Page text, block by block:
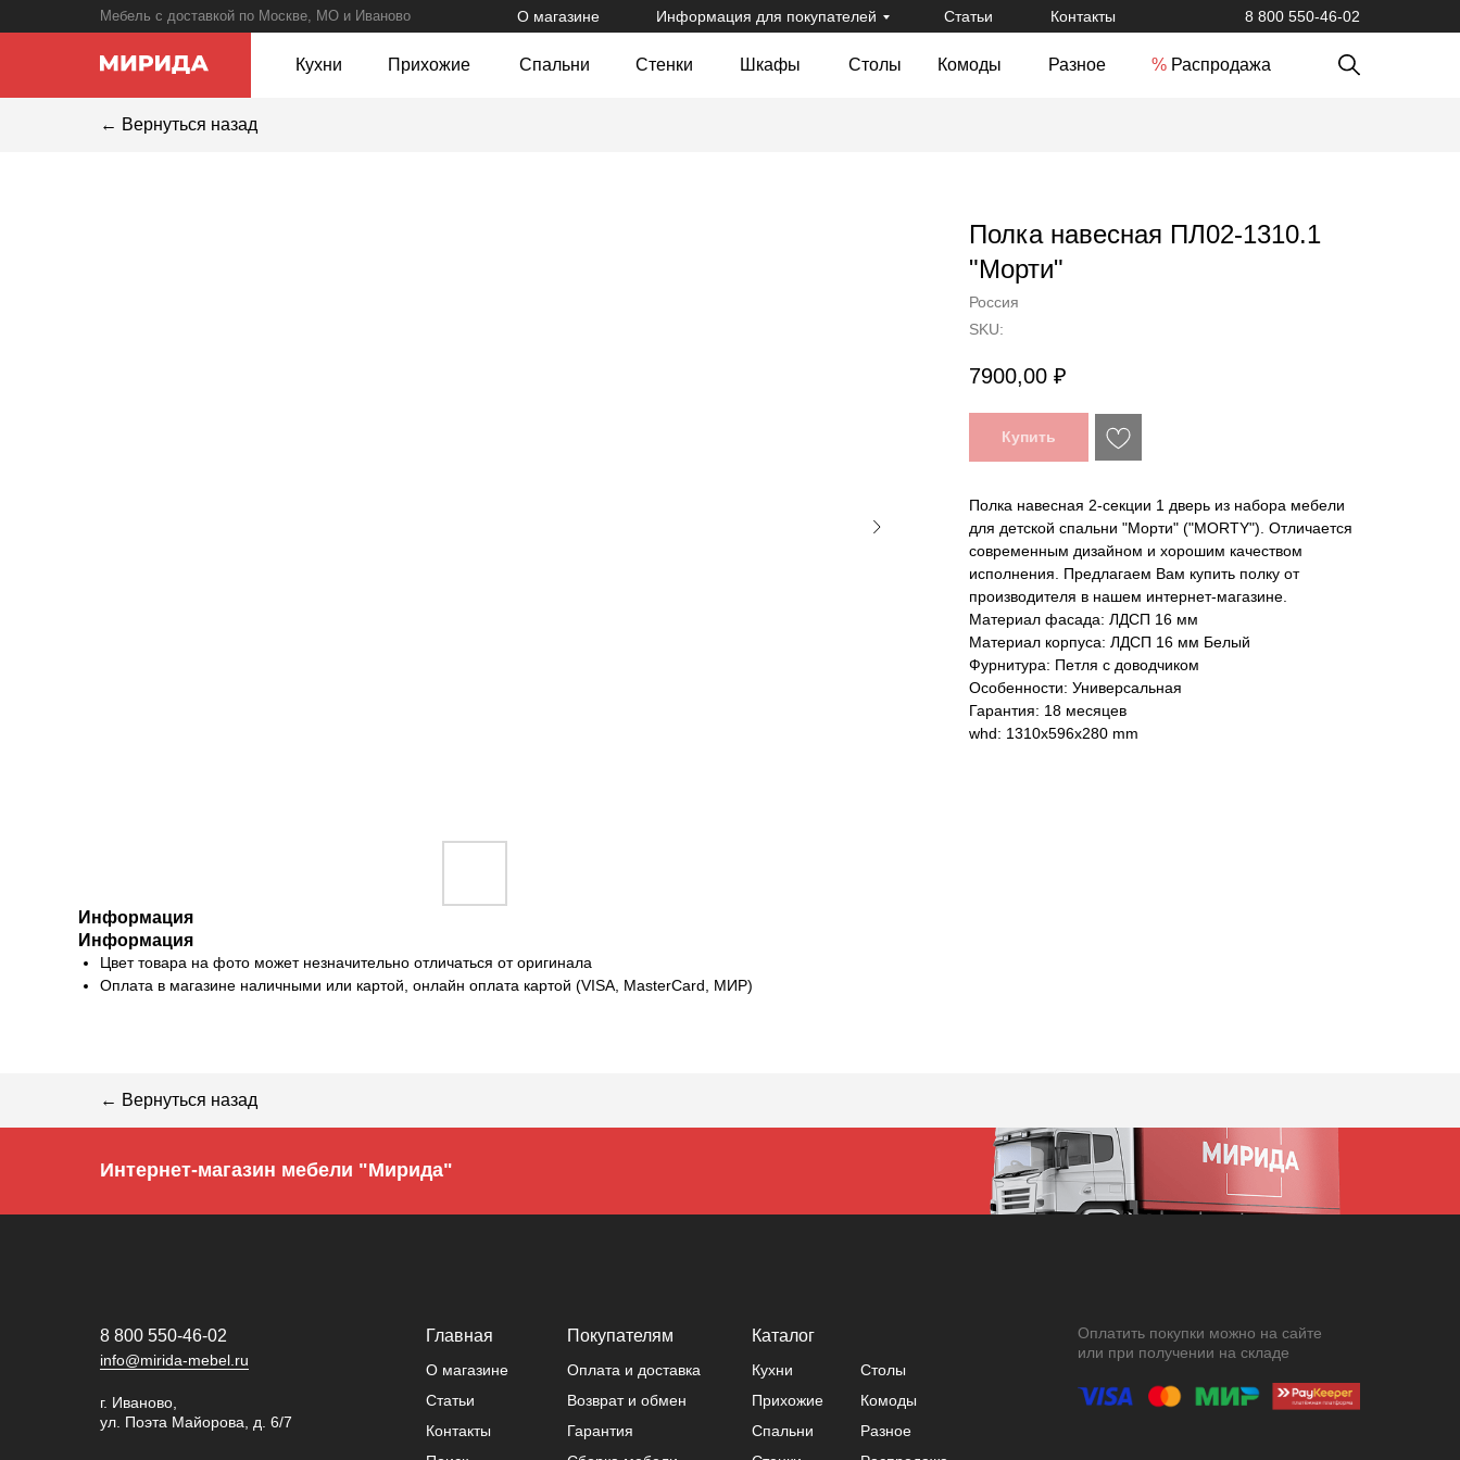
Кухни Прихожие Спальни Стенки Шкафы Столы Комоды Разное % Распродажа
Мебель с доставкой по Москве, МО и Иваново О магазине Информация для покупателей Статьи Контакты 8 800 550-46-02
← Вернуться назад
Полка навесная ПЛ02-1310.1
"Морти"
Россия
SKU:
7900,00 ₽
Купить
Полка навесная 2-секции 1 дверь из набора мебели
для детской спальни "Морти" ("MORTY"). Отличается
современным дизайном и хорошим качеством
исполнения. Предлагаем Вам купить полку от
производителя в нашем интернет-магазине.
Материал фасада: ЛДСП 16 мм
Материал корпуса: ЛДСП 16 мм Белый
Фурнитура: Петля с доводчиком
Особенности: Универсальная
Гарантия: 18 месяцев
whd: 1310x596x280 mm
Информация
Информация
Цвет товара на фото может незначительно отличаться от оригинала
Оплата в магазине наличными или картой, онлайн оплата картой (VISA, MasterCard, МИР)
← Вернуться назад
Интернет-магазин мебели "Мирида"
Главная
info@mirida-mebel.ru
г. Иваново,
ул. Поэта Майорова, д. 6/7
О магазине
8 800 550-46-02
Статьи
Контакты
Покупателям
Оплата и доставка
Возврат и обмен
Гарантия
Каталог
Кухни
Прихожие
Спальни
Столы
Комоды
Разное
Оплатить покупки можно на сайте
или при получении на складе